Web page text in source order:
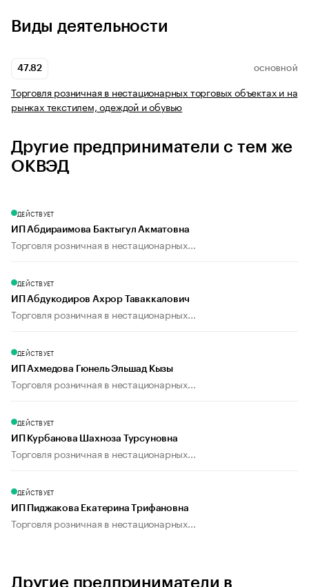
Виды деятельности
47.82 ОСНОВНОЙ
Торговля розничная в нестационарных торговых объектах и на
рынках текстилем, одеждой и обувью
Другие предприниматели с тем же
ОКВЭД
ДЕЙСТВУЕТ
ИП Абдираимова Бактыгул Акматовна
Торговля розничная в нестационарных...
ДЕЙСТВУЕТ
ИП Абдукодиров Ахрор Таваккалович
Торговля розничная в нестационарных...
ДЕЙСТВУЕТ
ИП Ахмедова Гюнель Эльшад Кызы
Торговля розничная в нестационарных...
ДЕЙСТВУЕТ
ИП Курбанова Шахноза Турсуновна
Торговля розничная в нестационарных...
ДЕЙСТВУЕТ
ИП Пиджакова Екатерина Трифановна
Торговля розничная в нестационарных...
Другие предприниматели в